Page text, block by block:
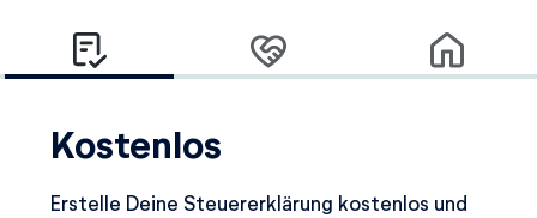
Steuer-Lexikon
Kostenlos ausprobieren
Kostenlos
Erstelle Deine Steuererklärung kostenlos und